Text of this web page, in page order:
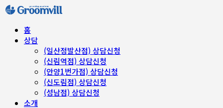
홈
상담
(일산정발산점) 상담신청
(신림역점) 상담신청
(안양1번가점) 상담신청
(신도림점) 상담신청
(성남점) 상담신청
소개